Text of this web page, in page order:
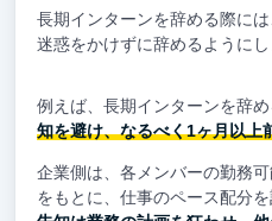
長期インターンを辞める際に
迷惑をかけずに辞めるようにし
例えば、長期インターンを辞め
知を避け、なるべく1ヶ月以上
企業側は、各メンバーの勤務
をもとに、仕事のペース配分を